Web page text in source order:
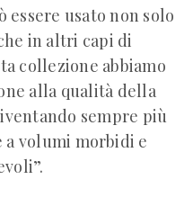
usato non solo
in altri capi di
collezione abbiamo
alla qualità della
sempre più
volumi morbidi e